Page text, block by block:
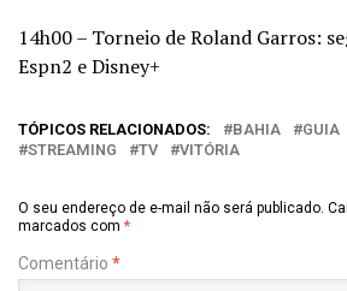
14h00 – Torneio de Roland Garros:
Espn2 e Disney+
TÓPICOS RELACIONADOS: BAHIA GUIA
STREAMING
TV VITÓRIA
O seu endereço de e-mail não será publicado.
marcados com *
Comentário *